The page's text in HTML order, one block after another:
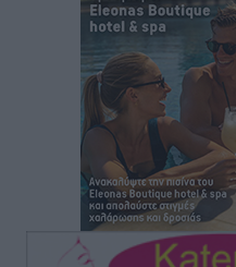
Αρνείται τα πάντα ο
και μιλά για σκευωρία
καταγγελλόντων
Τοπικές Ειδήσεις • πριν 2 ώρες
Δήμος Ρόδου: Επήλθε
του θύματος του
τροχαίου του 2014